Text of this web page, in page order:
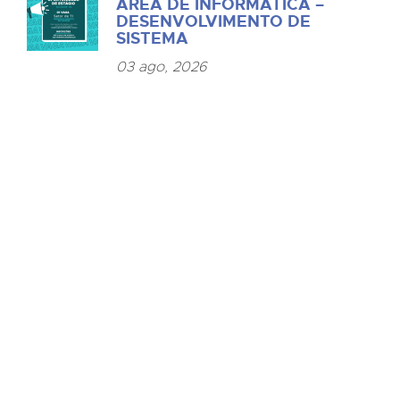
ÁREA DE INFORMÁTICA –
DESENVOLVIMENTO DE
SISTEMA
03 ago, 2026